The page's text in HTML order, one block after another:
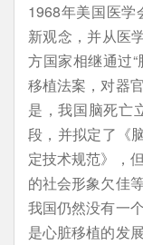
1968年美国医
新观念，并从医
方国家相继通过“
移植法案，对器
是，我国脑死亡
段，并拟定了《
定技术规范》，
的社会形象欠佳
我国仍然没有一
是心脏移植的发